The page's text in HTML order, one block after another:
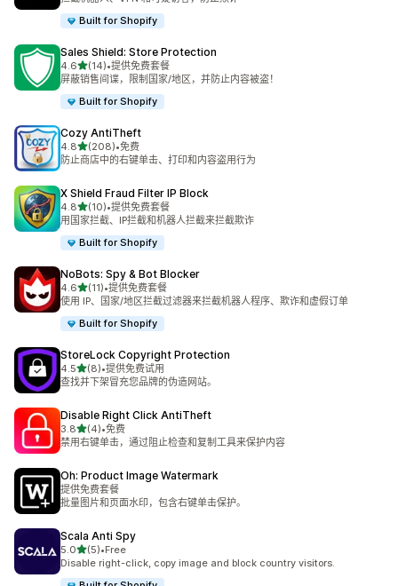
Built for Shopify
Sales Shield: Store Protection
4.6星（满分 5 星）
(14)
总共 14 条评论
•提供免费套餐
屏蔽销售间谍，限制国家/地区，并防止内容被盗！
Built for Shopify
Cozy AntiTheft
4.8星（满分 5 星）
(208)
总共 208 条评论
•免费
防止商店中的右键单击、打印和内容盗用行为
X Shield Fraud Filter IP Block
4.8星（满分 5 星）
(10)
总共 10 条评论
•提供免费套餐
用国家拦截、IP拦截和机器人拦截来拦截欺诈
Built for Shopify
NoBots: Spy & Bot Blocker
4.6星（满分 5 星）
(11)
总共 11 条评论
•提供免费套餐
使用 IP、国家/地区拦截过滤器来拦截机器人程序、欺诈和虚假订单
Built for Shopify
StoreLock Copyright Protection
4.5星（满分 5 星）
(8)
总共 8 条评论
•提供免费试用
查找并下架冒充您品牌的伪造网站。
Disable Right Click AntiTheft
3.8星（满分 5 星）
(4)
总共 4 条评论
•免费
禁用右键单击，通过阻止检查和复制工具来保护内容
Oh: Product Image Watermark
提供免费套餐
批量图片和页面水印，包含右键单击保护。
Scala Anti Spy
5.0星（满分 5 星）
(5)
总共 5 条评论
•Free
Disable right-click, copy image and block country visitors.